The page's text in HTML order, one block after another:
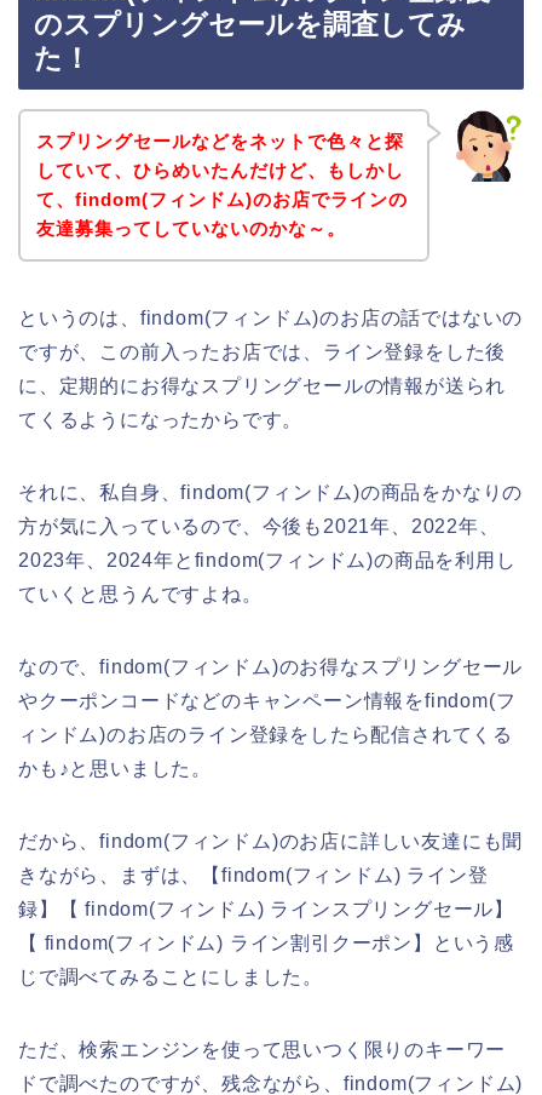
のスプリングセールを調査してみ
た！
スプリングセールなどをネットで色々と探
していて、ひらめいたんだけど、もしかし
て、findom(フィンドム)のお店でラインの
友達募集ってしていないのかな～。
というのは、findom(フィンドム)のお店の話ではないの
ですが、この前入ったお店では、ライン登録をした後
に、定期的にお得なスプリングセールの情報が送られ
てくるようになったからです。
それに、私自身、findom(フィンドム)の商品をかなりの
方が気に入っているので、今後も2021年、2022年、
2023年、2024年とfindom(フィンドム)の商品を利用し
ていくと思うんですよね。
なので、findom(フィンドム)のお得なスプリングセール
やクーポンコードなどのキャンペーン情報をfindom(フ
ィンドム)のお店のライン登録をしたら配信されてくる
かも♪と思いました。
だから、findom(フィンドム)のお店に詳しい友達にも聞
きながら、まずは、【findom(フィンドム) ライン登
録】【 findom(フィンドム) ラインスプリングセール】
【 findom(フィンドム) ライン割引クーポン】という感
じで調べてみることにしました。
ただ、検索エンジンを使って思いつく限りのキーワー
ドで調べたのですが、残念ながら、findom(フィンドム)